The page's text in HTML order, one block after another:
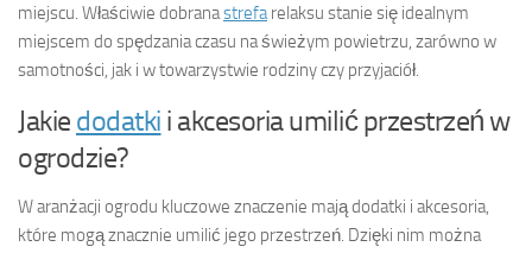
miejscu. Właściwie dobranastrefarelaksu stanie się idealnym
miejscem do spędzania czasu na świeżym powietrzu, zarówno w
samotności, jak i w towarzystwie rodziny czy przyjaciół.
Jakie dodatki i akcesoria umilić przestrzeń w
ogrodzie?
W aranżacji ogrodu kluczowe znaczenie mają dodatki i akcesoria,
które mogą znacznie umilić jego przestrzeń. Dzięki nim można